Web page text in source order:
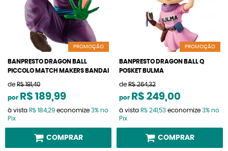
PROMOÇÃO
BANPRESTO DRAGON BALL
PICCOLO MATCH MAKERS BANDAI
de R$ 191,40
por R$ 189,99
à vista R$ 184,29 economize 3% no
Pix
COMPRAR
PROMOÇÃO
BANPRESTO DRAGON BALL Q
POSKET BULMA
de R$ 264,32
por R$ 249,00
à vista R$ 241,53 economize 3% no
Pix
COMPRAR